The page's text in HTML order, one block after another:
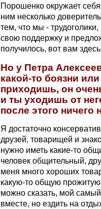
Порошенко окружает
ним несколько
тем, что мы -
свою поддержку и
получилось, вот вам
Но у Петра
какой-то боязни
приходишь, он
и ты уходишь от
после этого ничего
Я достаточно
друзей, товарищей и
нужно иметь какие-то
человек общительный,
меня много хороших
какую-то общую
можно сказать, мой
вместе, но ездить на